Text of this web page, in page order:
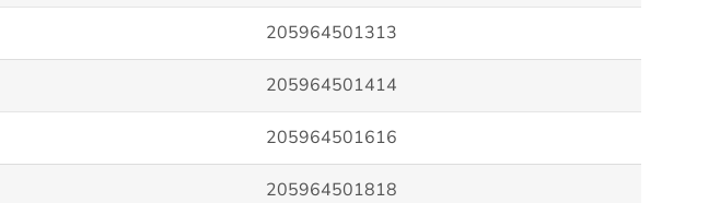
205964501313
205964501414
205964501616
205964501818